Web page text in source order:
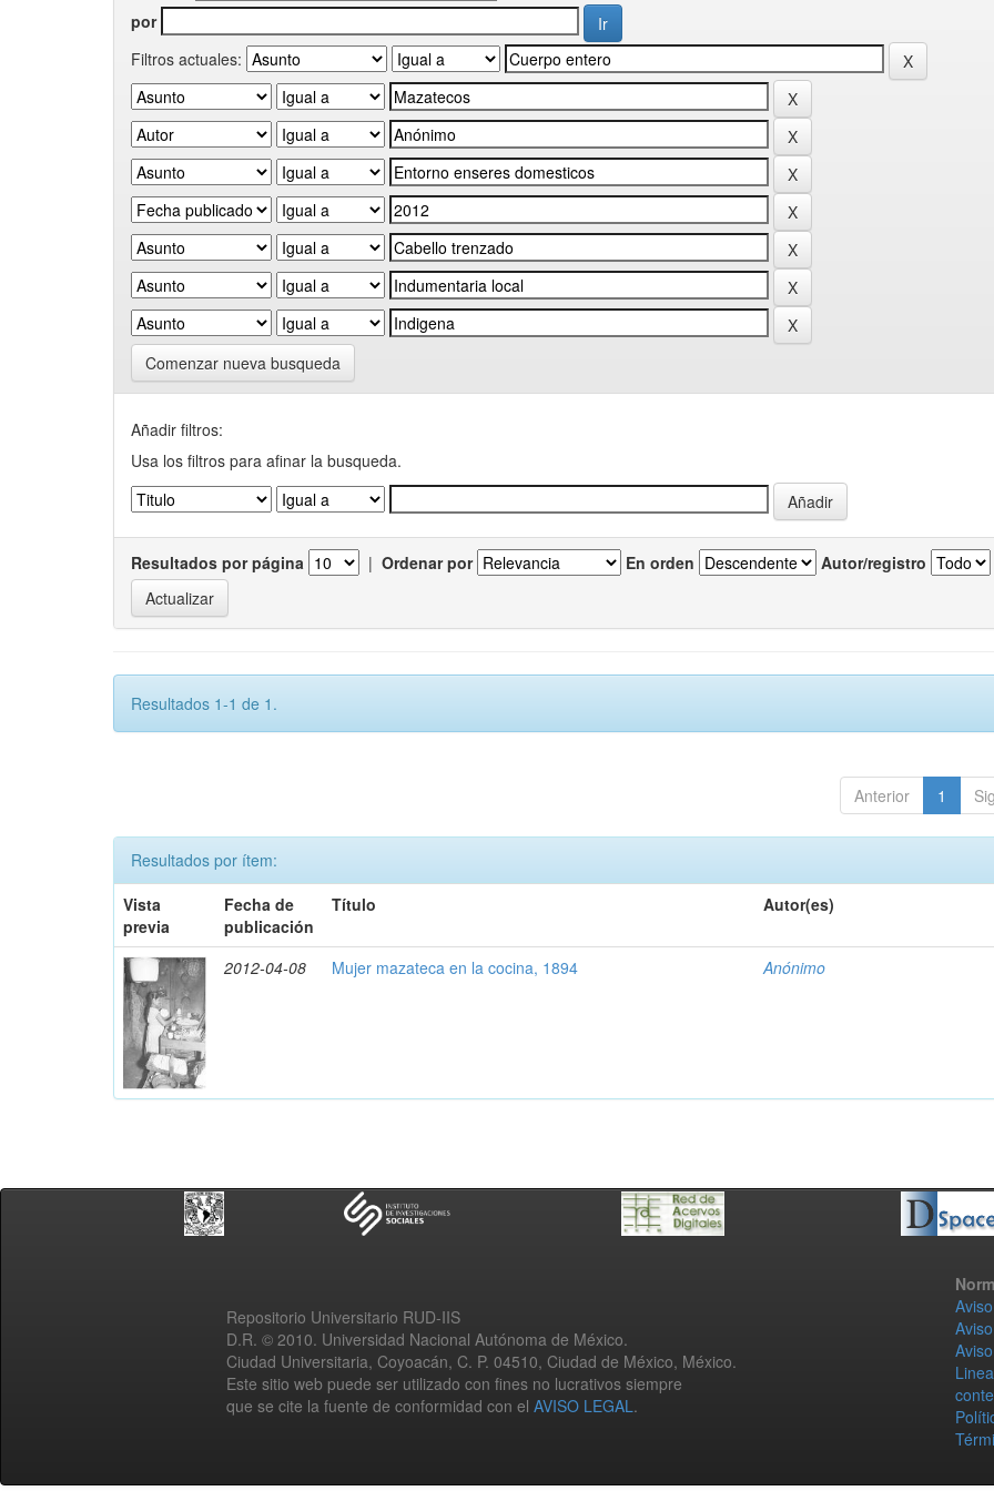
por
Filtros actuales:
Comenzar nueva busqueda
Añadir filtros:
Usa los filtros para afinar la busqueda.
Resultados por página | Ordenar por En orden Autor/registro
Resultados 1-1 de 1.
Anterior 1
Resultados por ítem:
Vista
previa
Fecha de
publicación
Título Autor(es)
2012-04-08 Mujer mazateca en la cocina, 1894 Anónimo
Repositorio Universitario RUD-IIS
D.R. © 2010. Universidad Nacional Autónoma de México.
Ciudad Universitaria, Coyoacán, C. P. 04510, Ciudad de México, México.
Este sitio web puede ser utilizado con fines no lucrativos siempre
que se cite la fuente de conformidad con el AVISO LEGAL.